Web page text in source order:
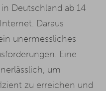
Deutschland ab 14
Daraus
unermessliches
Eine
um
zu erreichen und